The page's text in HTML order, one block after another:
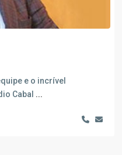
e o incrível
Cabal ...